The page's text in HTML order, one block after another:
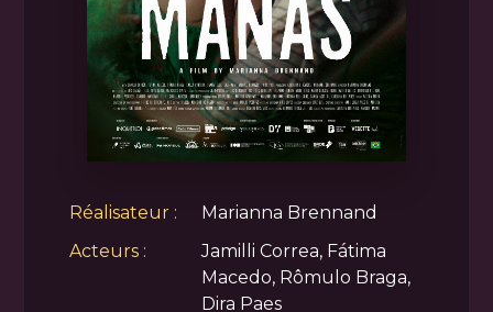
Réalisateur :
Marianna Brennand
Acteurs :
Jamilli Correa, Fátima
Macedo, Rômulo Braga,
Dira Paes